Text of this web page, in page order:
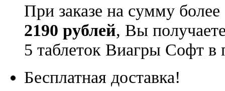
При заказе на сумму более
2190 рублей, Вы
5 таблеток Виагры Софт в
Бесплатная доставка!